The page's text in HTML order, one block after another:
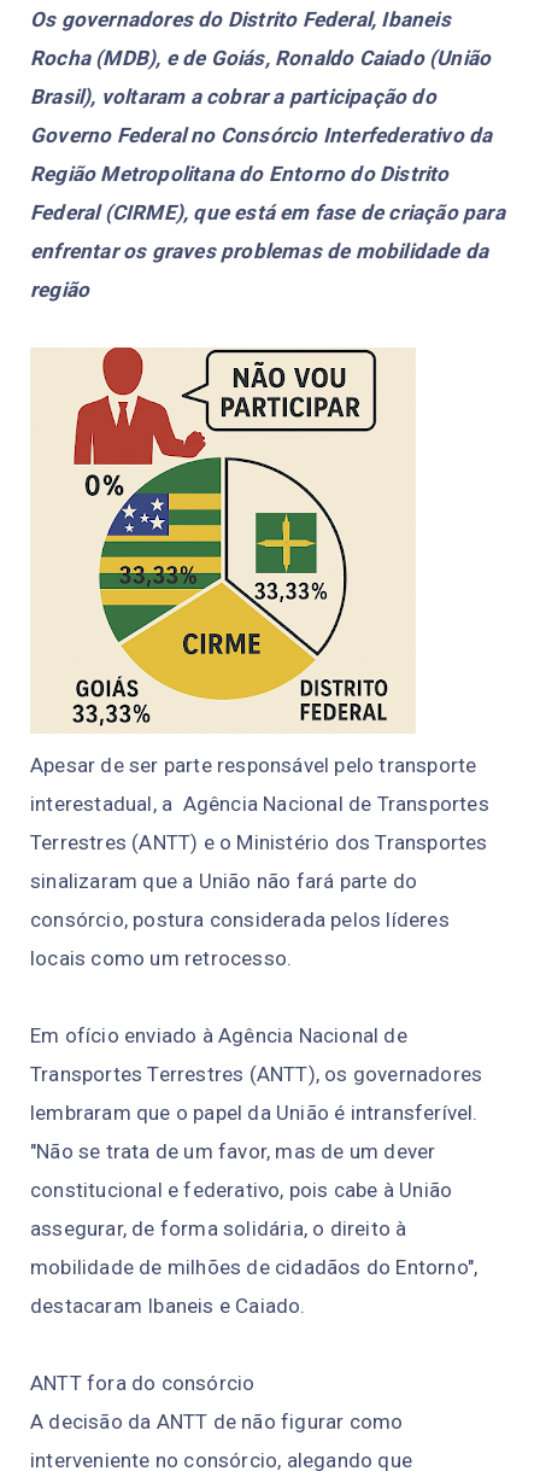
Os governadores do Distrito Federal, Ibaneis
Rocha (MDB), e de Goiás, Ronaldo Caiado (União
Brasil), voltaram a cobrar a participação do
Governo Federal no Consórcio Interfederativo da
Região Metropolitana do Entorno do Distrito
Federal (CIRME), que está em fase de criação para
enfrentar os graves problemas de mobilidade da
região
Apesar de ser parte responsável pelo transporte
interestadual, a Agência Nacional de Transportes
Terrestres (ANTT) e o Ministério dos Transportes
sinalizaram que a União não fará parte do
consórcio, postura considerada pelos líderes
locais como um retrocesso.
Em ofício enviado à Agência Nacional de
Transportes Terrestres (ANTT), os governadores
lembraram que o papel da União é intransferível.
"Não se trata de um favor, mas de um dever
constitucional e federativo, pois cabe à União
assegurar, de forma solidária, o direito à
mobilidade de milhões de cidadãos do Entorno",
destacaram Ibaneis e Caiado.
ANTT fora do consórcio
A decisão da ANTT de não figurar como
interveniente no consórcio, alegando que